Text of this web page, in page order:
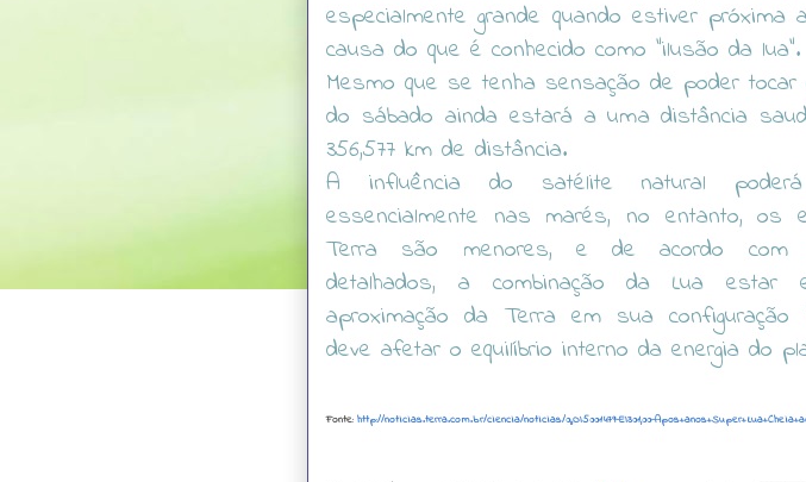
especialmente grande quando estiver próxima
causa do que é conhecido como "ilusão da lua".
Mesmo que se tenha sensação de poder
do sábado ainda estará a uma distância
356,577 km de distância.
A influência do satélite natural
essencialmente nas marés, no entanto, os
Terra são menores, e de acordo com
detalhados, a combinação da Lua estar
aproximação da Terra em sua configuração
deve afetar o equilíbrio interno da energia do
Fonte: http://noticias.terra.com.br/ciencia/noticias/0,,OI5001479-EI301,00-